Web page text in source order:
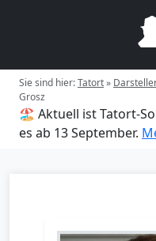
Sie sind hier:Tatort»
Grosz
🏖️ Aktuell ist Tatort-
es ab 13 September.